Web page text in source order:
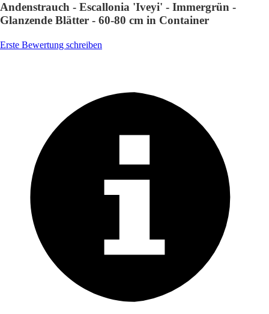
Andenstrauch - Escallonia 'Iveyi' - Immergrün -
Glanzende Blätter - 60-80 cm in Container
Erste Bewertung schreiben